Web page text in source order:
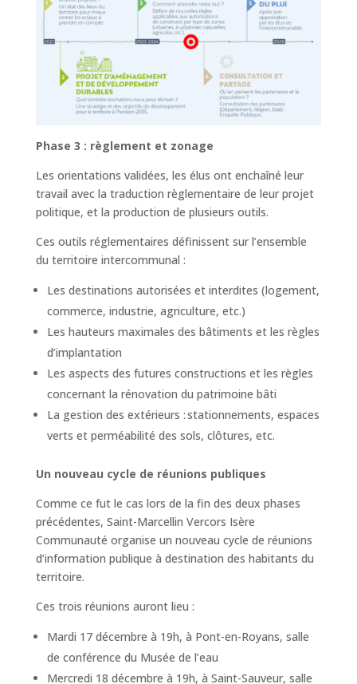
Phase 3 : règlement et zonage
Les orientations validées, les élus ont enchaîné leur
travail avec la traduction règlementaire de leur projet
politique, et la production de plusieurs outils.
Ces outils réglementaires définissent sur l’ensemble
du territoire intercommunal :
Les destinations autorisées et interdites (logement,
commerce, industrie, agriculture, etc.)
Les hauteurs maximales des bâtiments et les règles
d’implantation
Les aspects des futures constructions et les règles
concernant la rénovation du patrimoine bâti
La gestion des extérieurs : stationnements, espaces
verts et perméabilité des sols, clôtures, etc.
Un nouveau cycle de réunions publiques
Comme ce fut le cas lors de la fin des deux phases
précédentes, Saint-Marcellin Vercors Isère
Communauté organise un nouveau cycle de réunions
d’information publique à destination des habitants du
territoire.
Ces trois réunions auront lieu :
Mardi 17 décembre à 19h, à Pont-en-Royans, salle
de conférence du Musée de l’eau
Mercredi 18 décembre à 19h, à Saint-Sauveur, salle